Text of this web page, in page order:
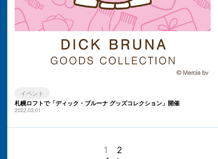
イベント
札幌ロフトで「ディック・ブルーナ グッズコレクション」開催
2022.03.01
1 2